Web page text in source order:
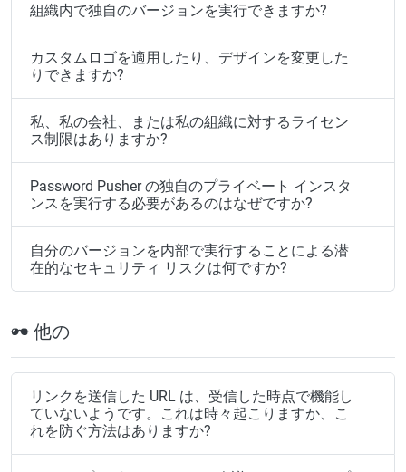
組織内で独自のバージョンを実行できますか?
カスタムロゴを適用したり、デザインを変更した
りできますか?
私、私の会社、または私の組織に対するライセン
ス制限はありますか?
Password Pusher の独自のプライベート インスタ
ンスを実行する必要があるのはなぜですか?
自分のバージョンを内部で実行することによる潜
在的なセキュリティ リスクは何ですか?
他の
リンクを送信した URL は、受信した時点で機能し
ていないようです。これは時々起こりますか、こ
れを防ぐ方法はありますか?